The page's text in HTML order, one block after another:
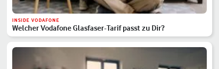
INSIDE VODAFONE
Welcher Vodafone Glasfaser-Tarif passt zu Dir?